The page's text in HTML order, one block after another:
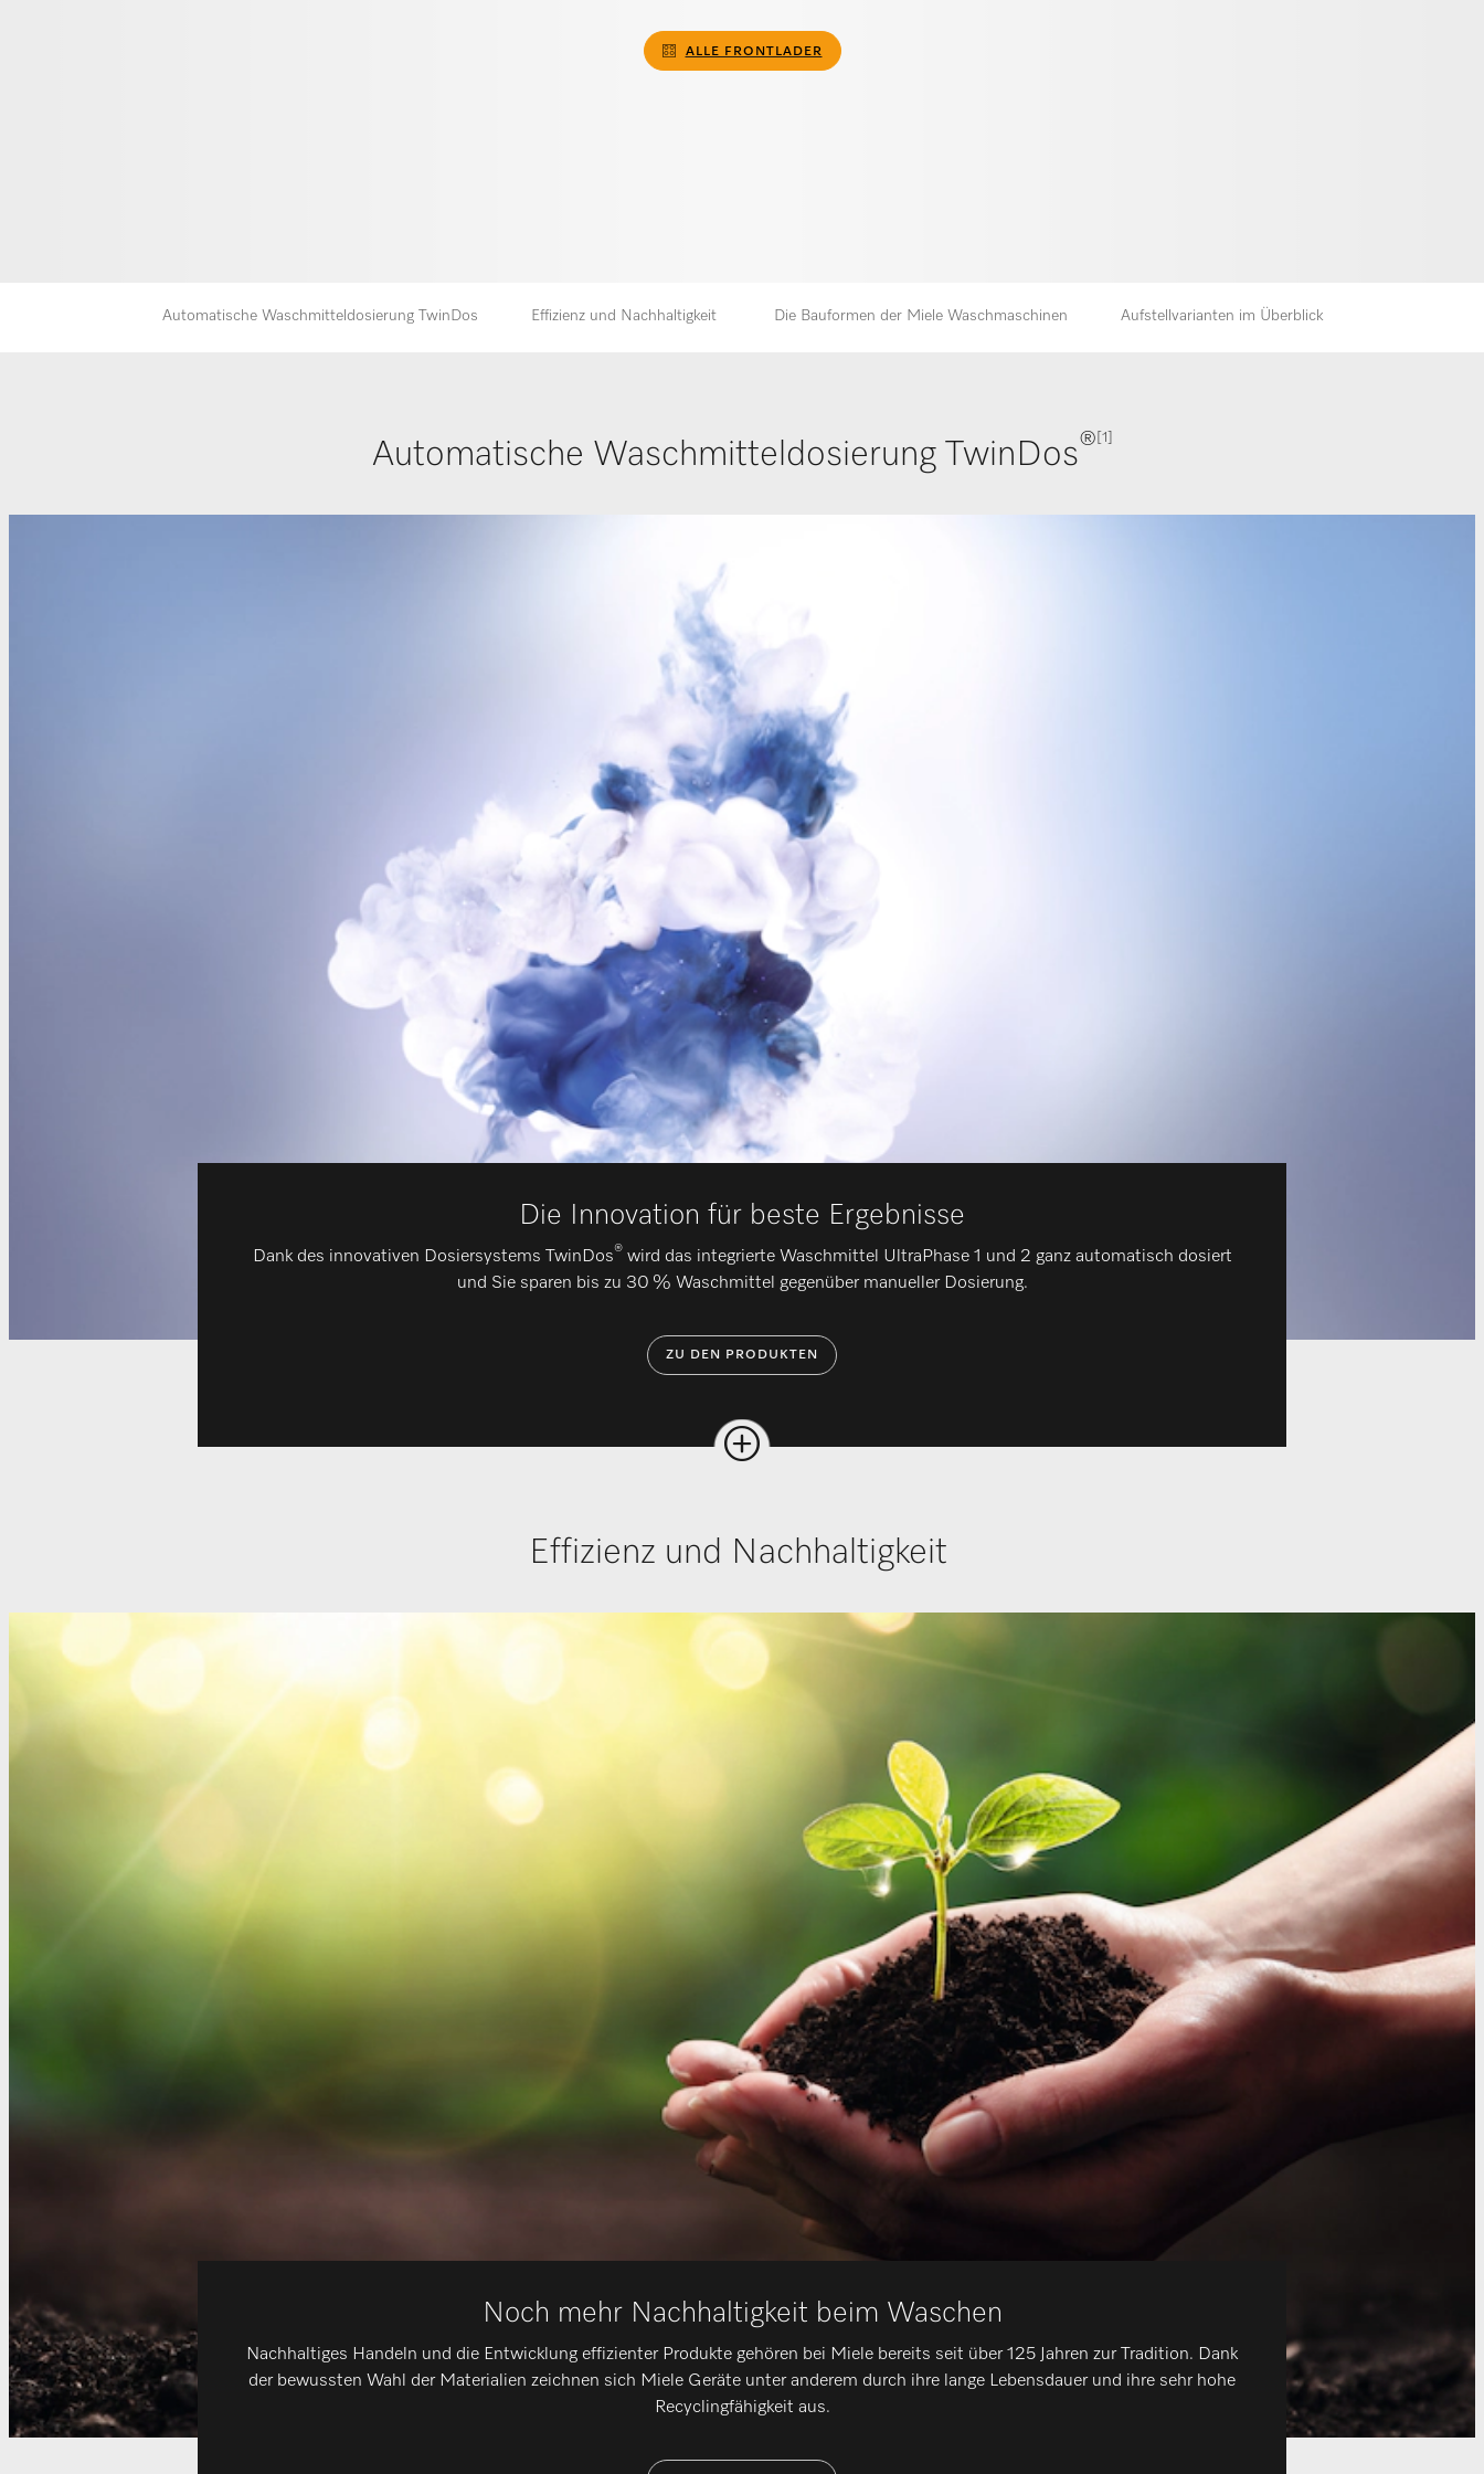
ALLE FRONTLADER
Automatische Waschmitteldosierung TwinDos Effizienz und Nachhaltigkeit Die Bauformen der Miele Waschmaschinen Aufstellvarianten im Überblick
Automatische Waschmitteldosierung TwinDos® [1]
Die Innovation für beste Ergebnisse
Dank des innovativen Dosiersystems TwinDos® wird das integrierte Waschmittel UltraPhase 1 und 2 ganz automatisch dosiert
und Sie sparen bis zu 30 % Waschmittel gegenüber manueller Dosierung.
ZU DEN PRODUKTEN
Effizienz und Nachhaltigkeit
Noch mehr Nachhaltigkeit beim Waschen
Nachhaltiges Handeln und die Entwicklung effizienter Produkte gehören bei Miele bereits seit über 125 Jahren zur Tradition. Dank
der bewussten Wahl der Materialien zeichnen sich Miele Geräte unter anderem durch ihre lange Lebensdauer und ihre sehr hohe
Recyclingfähigkeit aus.